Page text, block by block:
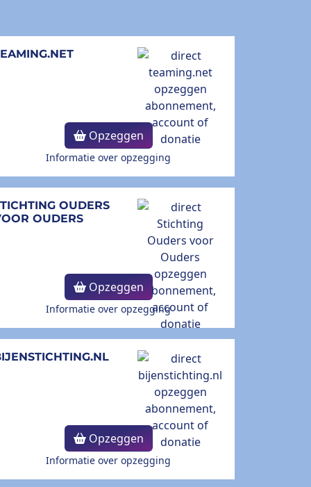
Opzeggen
Informatie over opzegging
OUDERS
OUDERS
Opzeggen
Informatie over opzegging
Opzeggen
Informatie over opzegging